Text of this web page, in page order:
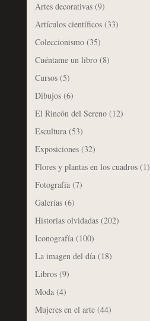
Artes decorativas(9)
Artículos científicos(33)
Coleccionismo(35)
Cuéntame un libro(8)
Cursos(5)
Dibujos(6)
El Rincón del Sereno(12)
Escultura(53)
Exposiciones(32)
Flores y plantas en los cuadros(1)
Fotografía(7)
Galerías(6)
Historias olvidadas(202)
Iconografía(100)
La imagen del día(18)
Libros(9)
Moda(4)
Mujeres en el arte(44)